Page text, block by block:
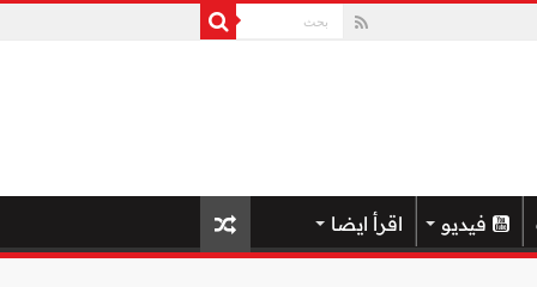
فيديو اقرأ ايضا